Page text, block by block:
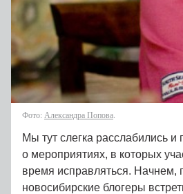
Фото: Александра Попова
Мы тут слегка расслабились
о мероприятиях, в которых
время исправляться. Начнем,
новосибирские блогеры